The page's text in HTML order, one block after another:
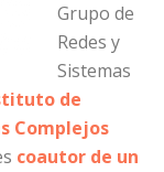
Grupo de
Redes y
Sistemas
de
Complejos
coautor de un